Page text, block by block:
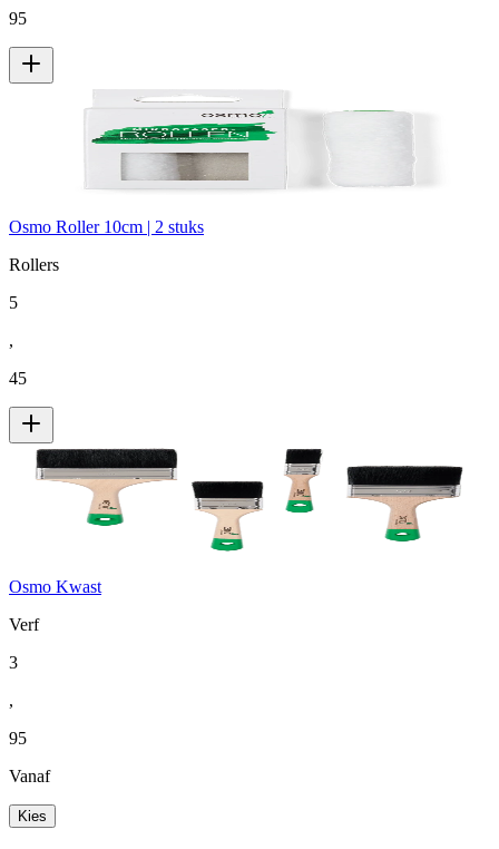
95
Osmo Roller 10cm | 2 stuks
Rollers
5
,
45
Osmo Kwast
Verf
3
,
95
Vanaf
Kies